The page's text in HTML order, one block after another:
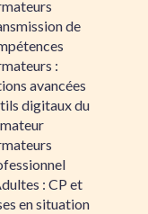
de
:
avancées
digitaux du
: CP et
en situation